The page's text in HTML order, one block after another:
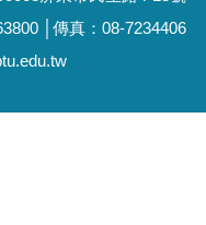
│傳真：08-7234406